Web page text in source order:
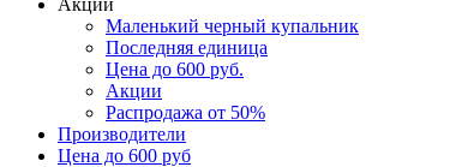
Акции
Маленький черный купальник
Последняя единица
Цена до 600 руб.
Акции
Распродажа от 50%
Производители
Цена до 600 руб